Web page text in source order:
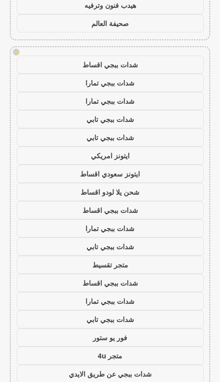
هيدب فنون وترفيه
صحيفة العالم
!
شدات ببجي اقساط
شدات ببجي تمارا
شدات ببجي تمارا
شدات ببجي تابي
شدات ببجي تابي
ايتونز امريكي
ايتونز سعودي اقساط
شحن يلا لودو اقساط
شدات ببجي اقساط
شدات ببجي تمارا
شدات ببجي تابي
متجر تقسيط
شدات ببجي اقساط
شدات ببجي تمارا
شدات ببجي تابي
فور يو ستور
متجر 4u
شدات ببجي عن طريق الايدي